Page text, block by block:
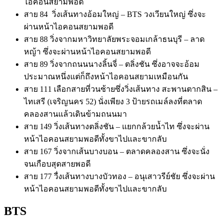
สาย 84 วิ่งเส้นทางอ้อมใหญ่ – BTS วงเวียนใหญ่ ซึ่งจะ
ผ่านหน้าไอคอนสยามพอดี
สาย 88 วิ่งจากมหาวิทยาลัยพระจอมเกล้าธนบุรี – ลาด
หญ้า ซึ่งจะผ่านหน้าไอคอนสยามพอดี
สาย 89 วิ่งจากถนนนางลิ้นจี่ – ตลิ่งชัน ซึ่งอาจจะอ้อม
ประมาณหนึ่งแต่ก็ถึงหน้าไอคอนสยามเหมือนกัน
สาย 111 เลือกสายที่วนซ้ายซึ่งวิ่งเส้นทาง สะพานตากสิน –
ไทเสรี (เจริญนคร 52) นั่งเพียง 3 ป้ายรถเมล์ลงที่ตลาด
คลองสานแล้วเดินข้ามถนนมา
สาย 149 วิ่งเส้นทางตลิ่งชัน – แยกกล้วยน้ำไท ซึ่งจะผ่าน
หน้าไอคอนสยามพอดีทั้งขาไปและขากลับ
สาย 167 วิ่งจากเส้นบางบอน – ตลาดคลองสาน ซึ่งจะนั่ง
จนเกือบสุดสายพอดี
สาย 177 วื่งเส้นทางบางบัวทอง – อนุเสาวรีย์ชัย ซึ่งจะผ่าน
หน้าไอคอนสยามพอดีทั้งขาไปและขากลับ
BTS